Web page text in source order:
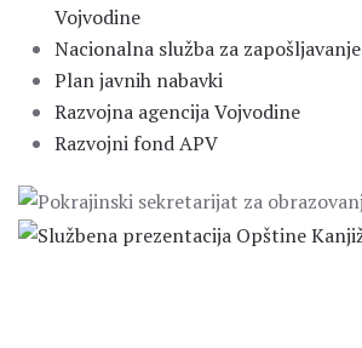
Vojvodine
Nacionalna služba za zapošljavanje
Plan javnih nabavki
Razvojna agencija Vojvodine
Razvojni fond APV